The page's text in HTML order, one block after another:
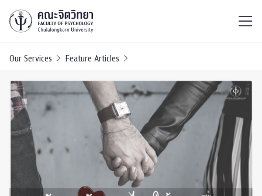
Our Services Feature Articles